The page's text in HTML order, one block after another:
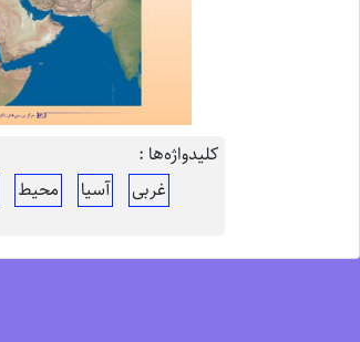
کلیدواژه‌ها :
غربی
آسیا محیط